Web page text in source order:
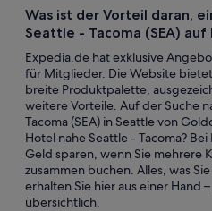
Was ist der Vorteil daran,
Seattle - Tacoma (SEA) auf
Expedia.de hat exklusive
für Mitglieder. Die Website
breite Produktpalette,
weitere Vorteile. Auf der Suche
Tacoma (SEA) in Seattle von
Hotel nahe Seattle - Tacoma?
Geld sparen, wenn Sie mehrere
zusammen buchen. Alles, was
erhalten Sie hier aus einer Hand
übersichtlich.